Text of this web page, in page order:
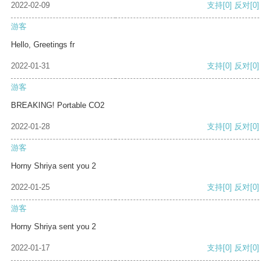
2022-02-09 支持[0] 反对[0]
游客
Hello, Greetings fr
2022-01-31 支持[0] 反对[0]
游客
BREAKING! Portable CO2
2022-01-28 支持[0] 反对[0]
游客
Horny Shriya sent you 2
2022-01-25 支持[0] 反对[0]
游客
Horny Shriya sent you 2
2022-01-17 支持[0] 反对[0]